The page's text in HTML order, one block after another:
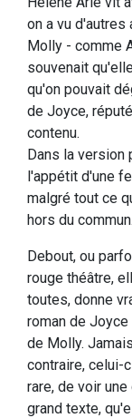
on a vu
Molly - comme
souvenait
qu'on pouvait
de Joyce,
contenu.
Dans la version
l'appétit d'une
malgré tout ce
hors du commun.
Debout, ou
rouge théâtre,
toutes, donne
roman de
de Molly.
contraire, celui-
rare, de voir
grand texte,